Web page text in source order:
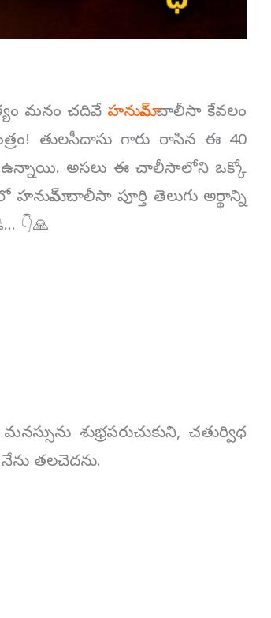
మనం చదివే హనుమాన్చాలీసా కేవలం
తులసీదాసు గారు రాసిన ఈ 40
ఉన్నాయి. అసలు ఈ చాలీసాలోని ఒక్కో
చాలీసా పూర్తి తెలుగు అర్థాన్ని
👇🙏
శుభ్రపరుచుకుని, చతుర్విధ
తలచెదను.